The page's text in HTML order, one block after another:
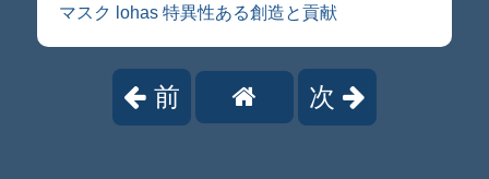
マスク lohas 特異性ある創造と貢献
前 次